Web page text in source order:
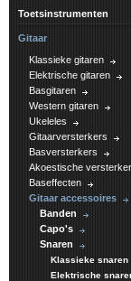
Toetsinstrumenten
Gitaar
Klassieke gitaren
Elektrische gitaren
Basgitaren
Western gitaren
Ukeleles
Gitaarversterkers
Basversterkers
Akoestische
Baseffecten
Gitaar accessoires
Banden
Capo's
Snaren
Klassieke snaren
Elektrische